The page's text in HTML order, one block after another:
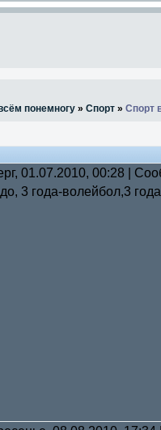
понемногу » Спорт » Спорт
01.07.2010, 00:28 |
3 года-волейбол,3